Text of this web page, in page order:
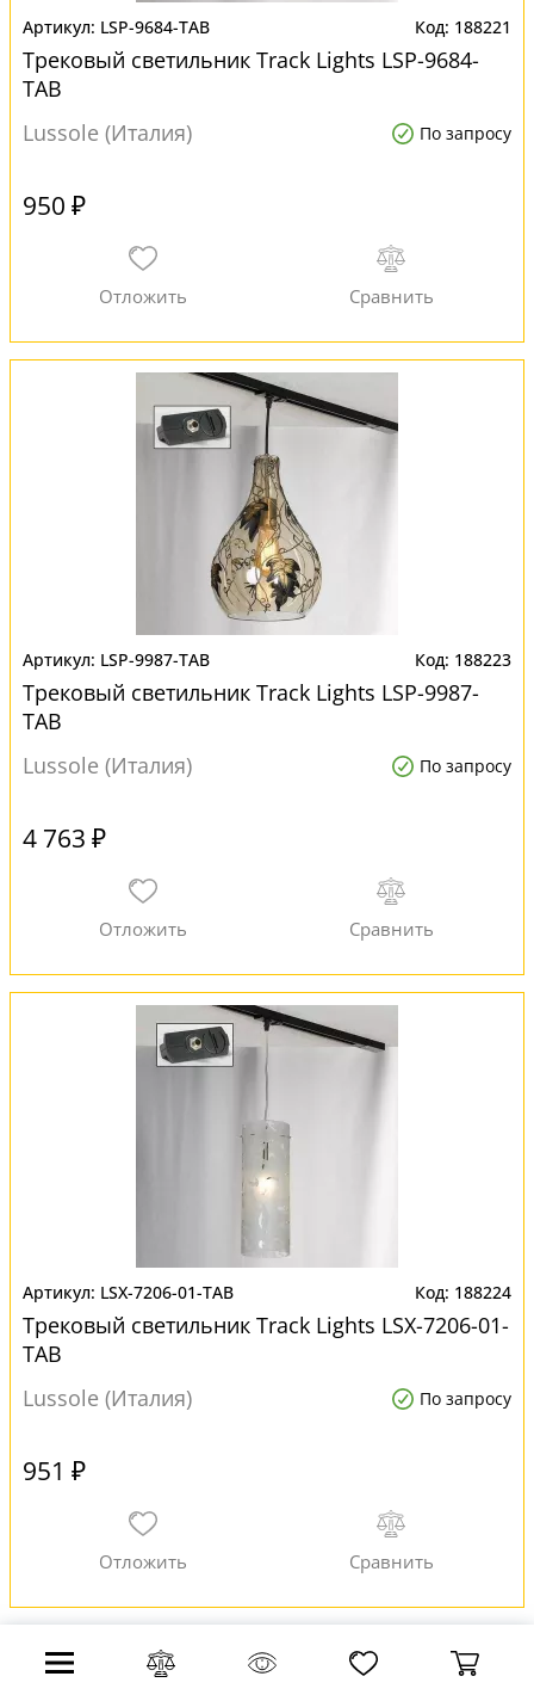
LSP-9684-TAB 188221
Трековый светильник Track Lights LSP-9684-
TAB
Lussole (Италия)
По запросу
950 ₽
LSP-9987-TAB 188223
Трековый светильник Track Lights LSP-9987-
TAB
Lussole (Италия)
По запросу
4 763 ₽
LSX-7206-01-TAB 188224
Трековый светильник Track Lights LSX-7206-01-
TAB
Lussole (Италия)
По запросу
951 ₽